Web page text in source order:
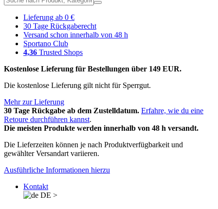
Lieferung ab 0 €
30 Tage Rückgaberecht
Versand schon innerhalb von 48 h
Sportano Club
4,36 Trusted Shops
Kostenlose Lieferung für Bestellungen über 149 EUR.
Die kostenlose Lieferung gilt nicht für Sperrgut.
Mehr zur Lieferung
30 Tage Rückgabe ab dem Zustelldatum. Erfahre, wie du eine
Retoure durchführen kannst.
Die meisten Produkte werden innerhalb von 48 h versandt.
Die Lieferzeiten können je nach Produktverfügbarkeit und
gewählter Versandart variieren.
Ausführliche Informationen hierzu
Kontakt
DE >